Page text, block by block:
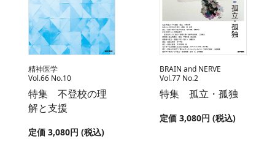
精神医学
Vol.66 No.10
特集 不登校の理
解と支援
定価 3,080円 (税込)
BRAIN and NERVE
Vol.77 No.2
特集 孤立・孤独
定価 3,080円 (税込)